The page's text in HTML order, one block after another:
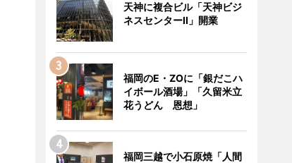
天神に複合ビル「天神ビジ
ネスセンターII」開業
福岡のE・ZOに「銀だこハ
イボール酒場」「久留米立
花うどん 恩想」
福岡三越で小石原焼「人間